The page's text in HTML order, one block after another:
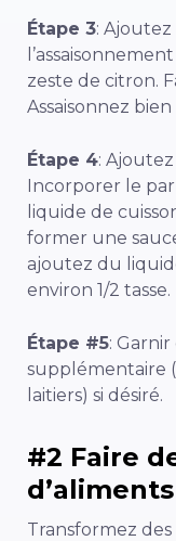
Étape 3: Ajoutez
zeste de citron.
Assaisonnez
Étape 4:
Incorporer le
liquide de
former une
ajoutez du
environ 1/2 tasse.
Étape #5:
supplémentaire
laitiers) si désiré.
#2 Faire
Transformez des